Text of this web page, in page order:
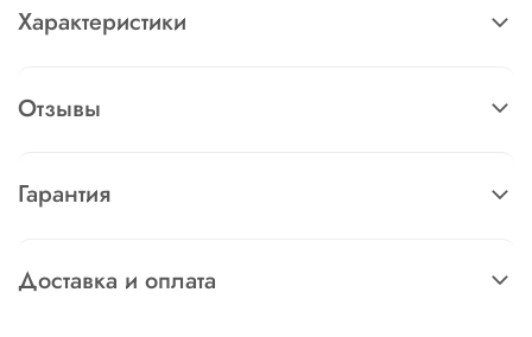
Характеристики
Отзывы
Гарантия
Доставка и оплата